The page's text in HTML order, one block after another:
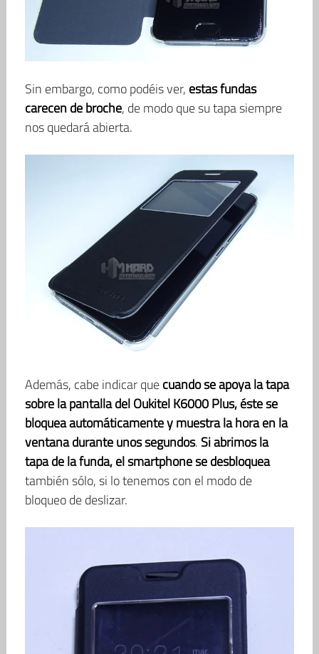
Sin embargo, como podéis ver, estas fundas
carecen de broche, de modo que su tapa siempre
nos quedará abierta.
Además, cabe indicar quecuando se apoya la tapa
sobre la pantalla del Oukitel K6000 Plus, éste se
bloquea automáticamente y muestra la hora en la
ventana durante unos segundos. Si abrimos la
tapa de la funda, el smartphone se desbloquea
también sólo, si lo tenemos con el modo de
bloqueo de deslizar.